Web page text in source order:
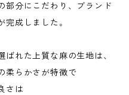
部分にこだわり、ブランド
完成しました｡
れた上質な麻の生地は、
柔らかさが特徴で
さは